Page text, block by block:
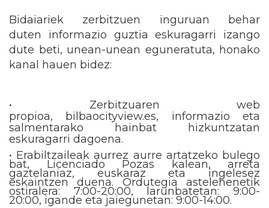
Bidaiariek zerbitzuen inguruan behar
duten informazio guztia eskuragarri izango
dute beti, unean-unean eguneratuta, honako
kanal hauen bidez:
• Zerbitzuaren web
propioa, bilbaocityview.es, informazio eta
salmentarako hainbat hizkuntzatan
eskuragarri dagoena.
• Erabiltzaileak aurrez aurre artatzeko bulego
bat, Licenciado Pozas kalean, arreta
gaztelaniaz, euskaraz eta ingelesez
eskaintzen duena. Ordutegia astelehenetik
ostiralera: 7:00-20:00, larunbatetan: 9:00-
20:00, igande eta jaiegunetan: 9:00-14:00.